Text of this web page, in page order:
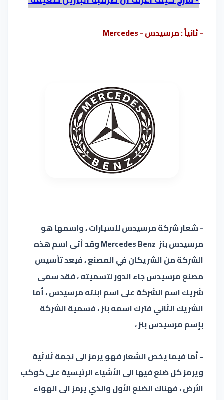
- ثانياً : مرسيدس - Mercedes
- شعار شركة مرسيدس للسيارات ، واسمها هو
مرسيدس بنز Mercedes Benz وقد أتى اسم هذه
الشركة من الشريكان في المصنع ، فيعد تأسيس
مصنع مرسيدس جاء الدور لتسميته ، فقد سمى
شريك اسم الشركة على اسم ابنته مرسيدس ، أما
الشريك الثاني فترك اسمه بنز ، فسمية الشركة
بإسم مرسيدس بنز ،
- أما فيما يخص الشعار فهو يرمز الى نجمة ثلاثية
ويرمز كل ضلع فيها الى الأشياء الرئيسية على كوكب
الأرض ، فهناك الضلع الأول والذي يرمز الى الهواء